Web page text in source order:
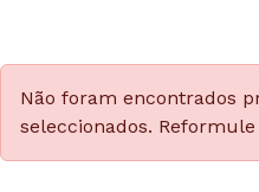
Não foram encontrados
seleccionados.